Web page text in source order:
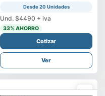
Desde 20 Unidades
Und. $4490 + iva
33% AHORRO
Cotizar
Ver